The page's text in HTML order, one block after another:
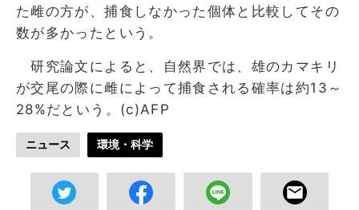
た雌の方が、捕食しなかった個体と比較してその
数が多かったという。
研究論文によると、自然界では、雄のカマキリ
が交尾の際に雌によって捕食される確率は約13～
28%だという。(c)AFP
ニュース 環境・科学